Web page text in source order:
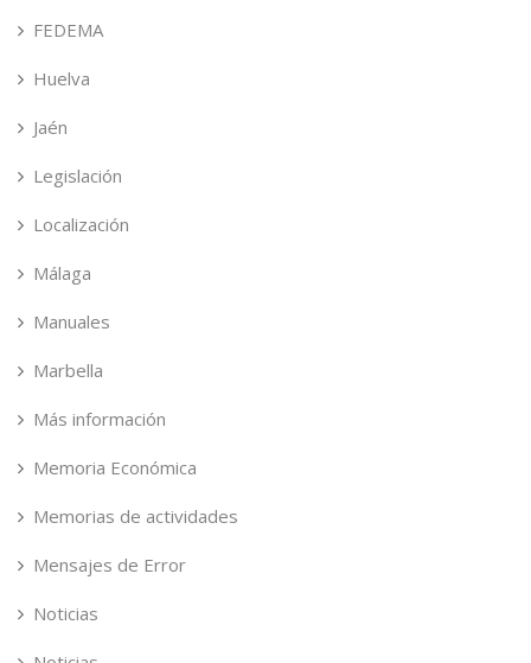
FEDEMA
Huelva
Jaén
Legislación
Localización
Málaga
Manuales
Marbella
Más información
Memoria Económica
Memorias de actividades
Mensajes de Error
Noticias